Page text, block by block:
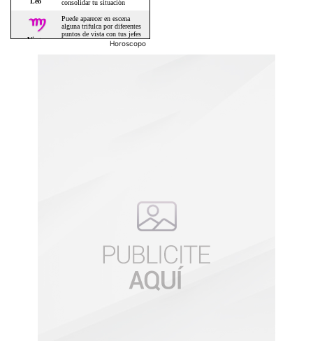
Horoscopo